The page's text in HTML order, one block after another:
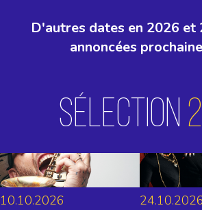
D'autres dates en 2026 et
annoncées
sélection
10.10.2026